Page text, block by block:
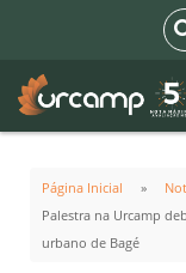
Página Inicial
Palestra na Urcamp
urbano de Bagé